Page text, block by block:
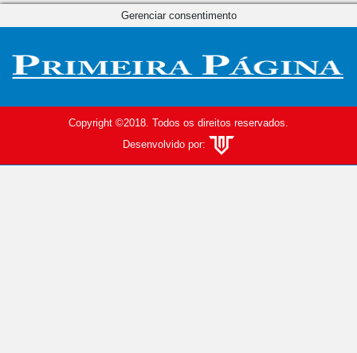
Copyright ©2018. Todos os direitos reservados.
Desenvolvido por:
Gerenciar consentimento